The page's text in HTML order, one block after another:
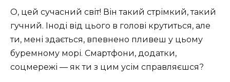
О, цей сучасний світ! Він такий стрімкий, такий
гучний. Іноді від цього в голові крутиться, але
ти, мені здається, впевнено пливеш у цьому
буремному морі. Смартфони, додатки,
соцмережі — як ти з цим усім справляєшся?